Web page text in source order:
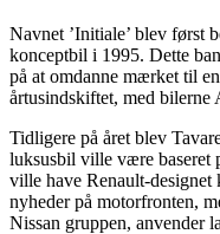
Navnet ’Initiale’ blev først
konceptbil i 1995. Dette
på at omdanne mærket til
årtusindskiftet, med bilerne
Tidligere på året blev
luksusbil ville være baseret
ville have Renault-designet
nyheder på motorfronten,
Nissan gruppen, anvender